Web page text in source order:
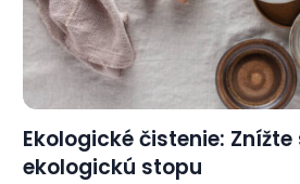
Ekologické čistenie: Znížte
ekologickú stopu